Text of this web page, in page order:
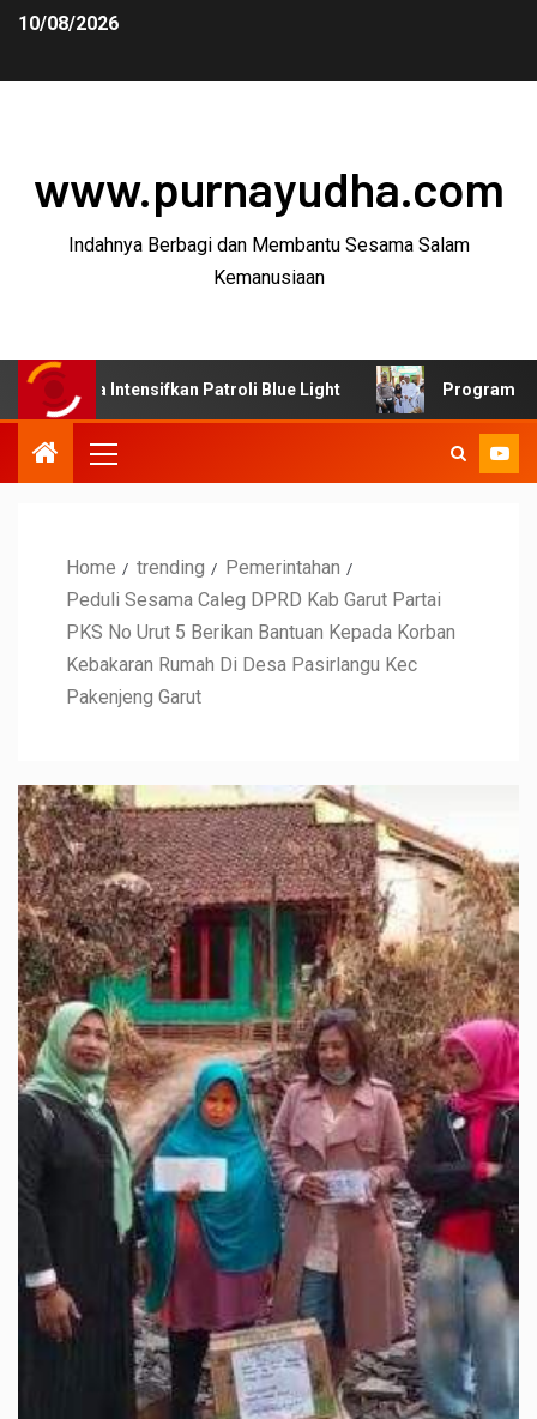
10/08/2026
www.purnayudha.com
Indahnya Berbagi dan Membantu Sesama Salam
Kemanusiaan
Intensifkan Patroli Blue Light Program SUJUD
Home trending
Pemerintahan
Peduli Sesama Caleg DPRD Kab Garut Partai
PKS No Urut 5 Berikan Bantuan Kepada Korban
Kebakaran Rumah Di Desa Pasirlangu Kec
Pakenjeng Garut